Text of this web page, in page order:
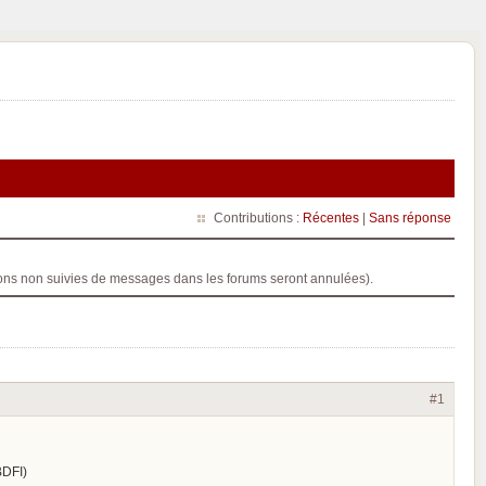
Contributions : Récentes | Sans réponse
non suivies de messages dans les forums seront annulées).
#1